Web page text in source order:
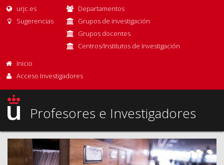
urjc.es
Sugerencias
Departamentos
Grupos de investigación
Grupos docentes
Centros/Institutos de Investigación
Inicio
Acceso Investigadores
Profesores e Investigadores